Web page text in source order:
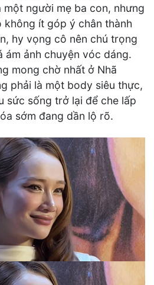
một người mẹ ba con, nhưng
không ít góp ý chân thành
hy vọng cô nên chú trọng
ám ảnh chuyện vóc dáng.
mong chờ nhất ở Nhã
phải là một body siêu thực,
sức sống trở lại để che lấp
sớm đang dần lộ rõ.